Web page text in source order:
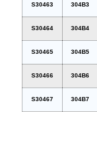
S30463 304B3
S30464 304B4
S30465 304B5
S30466 304B6
S30467 304B7